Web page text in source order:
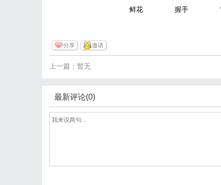
鲜花 握手
分享 邀请
上一篇：暂无
最新评论(0)